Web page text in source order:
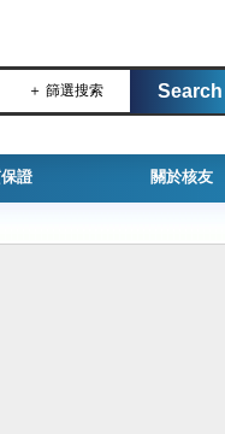
＋ 篩選搜索
證 關於核友